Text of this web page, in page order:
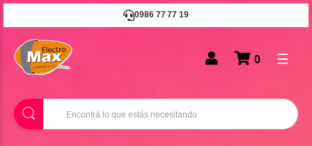
0986 77 77 19
B
u
0 ☰